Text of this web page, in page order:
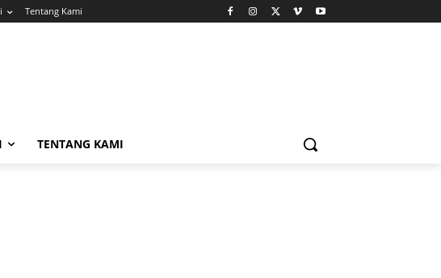
Tentang Kami
TENTANG KAMI